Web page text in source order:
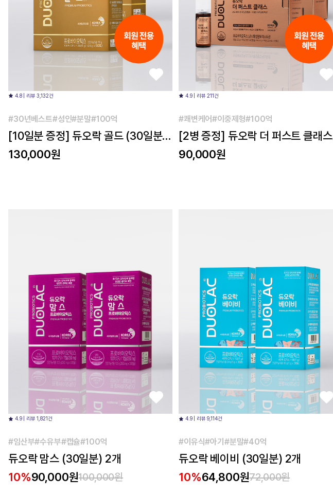
4.8 | 리뷰 3,132건
#30년베스트#성인#분말#100억
[10일분 증정] 듀오락 골드 (30일분)
2개
130,000원
4.9 | 리뷰 211건
#쾌변케어#이중제형#100억
[2병 증정] 듀오락 더 퍼스트 클래스
(10일분) 2개
90,000원
4.9 | 리뷰 1,821건
#임산부#수유부#캡슐#100억
듀오락 맘스 (30일분) 2개
10%90,000원100,000원
4.9 | 리뷰 9,114건
#이유식#아기#분말#40억
듀오락 베이비 (30일분) 2개
10%64,800원72,000원